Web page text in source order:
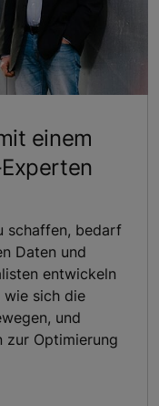
einem
schaffen, bedarf
Daten und
entwickeln
wie sich die
und
zur Optimierung